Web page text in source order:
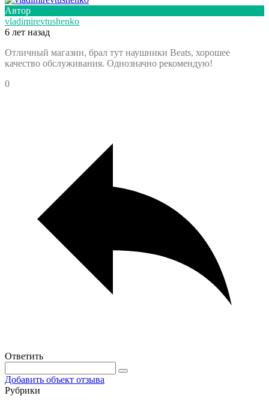
Автор
vladimirevtushenko
6 лет назад
Отличный магазин, брал тут наушники Beats, хорошее
качество обслуживания. Однозначно рекомендую!
0
Ответить
Добавить объект отзыва
Рубрики